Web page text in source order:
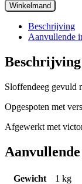
Winkelmand
Beschrijving
Aanvullende
Beschrijving
Sloffendeeg gevuld
Opgespoten met
Afgewerkt met
Gewicht
1 kg